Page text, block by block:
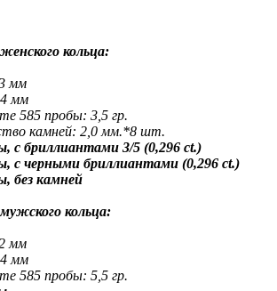
кольца:
мм
мм
585 пробы: 3,5 гр.
камней: 2,0 мм.*8 шт.
с бриллиантами 3/5 (0,296 ct.)
с черными бриллиантами (0,296 ct.)
без камней
кольца:
мм
мм
585 пробы: 5,5 гр.